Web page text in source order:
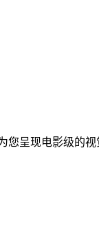
您呈现电影级的视